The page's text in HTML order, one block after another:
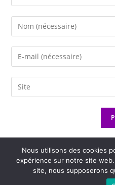
Nous utilisons des cookies
expérience sur notre site
site, nous supposerons